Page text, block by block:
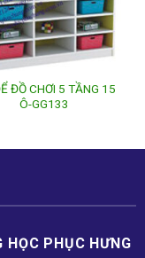
ĐỒ CHƠI 5 TẦNG 15
Ô-GG133
HỌC PHỤC H­ƯNG